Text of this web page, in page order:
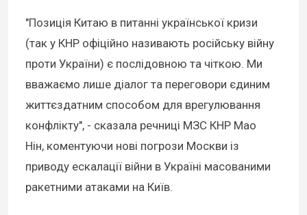
"Позиція Китаю в питанні української кризи
(так у КНР офіційно називають російську війну
проти України) є послідовною та чіткою. Ми
вважаємо лише діалог та переговори єдиним
життєздатним способом для врегулювання
конфлікту", - сказала речниці МЗС КНР Мао
Нін, коментуючи нові погрози Москви із
приводу ескалації війни в Україні масованими
ракетними атаками на Київ.